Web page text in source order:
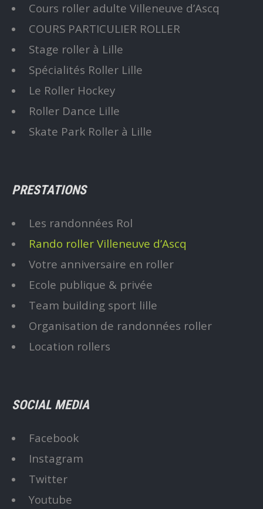
Cours roller adulte Villeneuve d’Ascq
COURS PARTICULIER ROLLER
Stage roller à Lille
Spécialités Roller Lille
Le Roller Hockey
Roller Dance Lille
Skate Park Roller à Lille
PRESTATIONS
Les randonnées Rol
Rando roller Villeneuve d’Ascq
Votre anniversaire en roller
Ecole publique & privée
Team building sport lille
Organisation de randonnées roller
Location rollers
SOCIAL MEDIA
Facebook
Instagram
Twitter
Youtube